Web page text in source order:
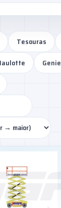
Tesouras
Genie